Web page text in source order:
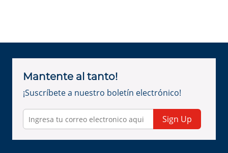
Mantente al tanto!
¡Suscríbete a nuestro boletín electrónico!
Sign Up